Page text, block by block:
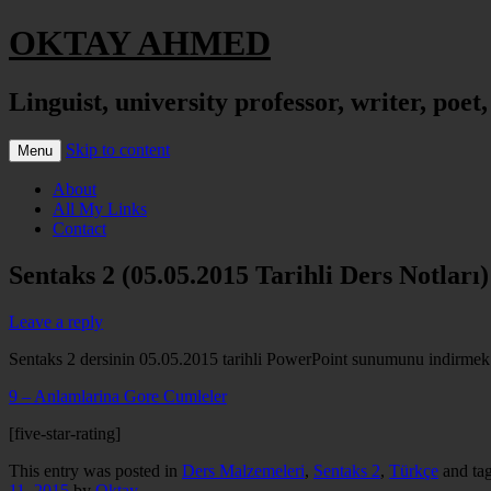
OKTAY AHMED
Linguist, university professor, writer,
Menu Skip to content
About
All My Links
Contact
Sentaks 2 (05.05.2015 Tarihli Ders Notları)
Leave a reply
Sentaks 2 dersinin 05.05.2015 tarihli PowerPoint sunumunu indirmek
9 – Anlamlarina Gore Cumleler
[five-star-rating]
This entry was posted in Ders Malzemeleri, Sentaks 2, Türkçe and